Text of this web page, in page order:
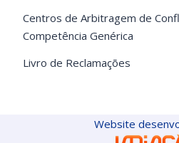
Centros de Arbitragem de
Competência Genérica
Livro de Reclamações
Website